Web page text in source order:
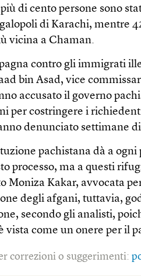
di cento persone sono
di Karachi, mentre
vicina a Chaman.
contro gli immigrati
bin Asad, vice
accusato il governo
per costringere i
denunciato settimane
pachistana dà a
processo, ma a questi
Moniza Kakar, avvocata
degli afgani, tuttavia,
secondo gli analisti,
vista come un onere per il
correzioni o suggerimenti: